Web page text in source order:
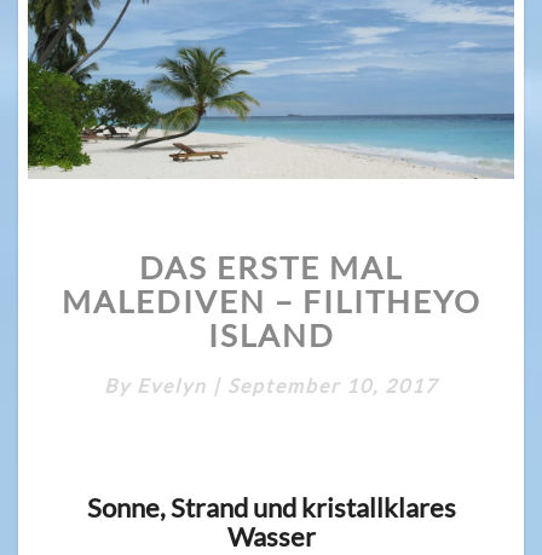
ERSTE
MAL
MALEDIVEN
–
ISLAND
DAS ERSTE MAL
MALEDIVEN – FILITHEYO
ISLAND
By Evelyn | September 10, 2017
Sonne, Strand und kristallklares
Wasser